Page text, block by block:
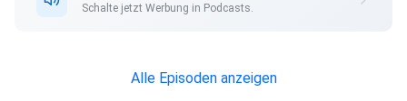
Schalte jetzt Werbung in Podcasts.
Alle Episoden anzeigen